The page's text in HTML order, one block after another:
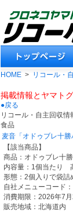
HOME > リコール・
掲載情報とヤマト
●戻る
リコール・自主回収情
食品
麦音「オドゥブレ十勝
【該当商品】
商品：オドゥブレ十
内容量：1個当たり
形態：2個入りで袋詰
自社メニューコード
消費期限：2026年7
販売地域：北海道内